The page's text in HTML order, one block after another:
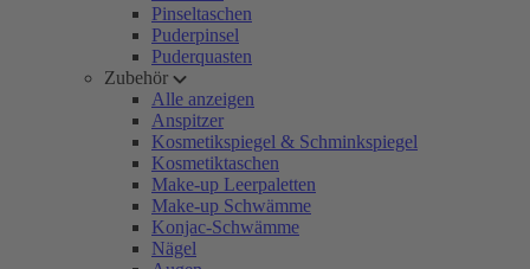
Pinseltaschen
Puderpinsel
Puderquasten
Zubehör
Alle anzeigen
Anspitzer
Kosmetikspiegel & Schminkspiegel
Kosmetiktaschen
Make-up Leerpaletten
Make-up Schwämme
Konjac-Schwämme
Nägel